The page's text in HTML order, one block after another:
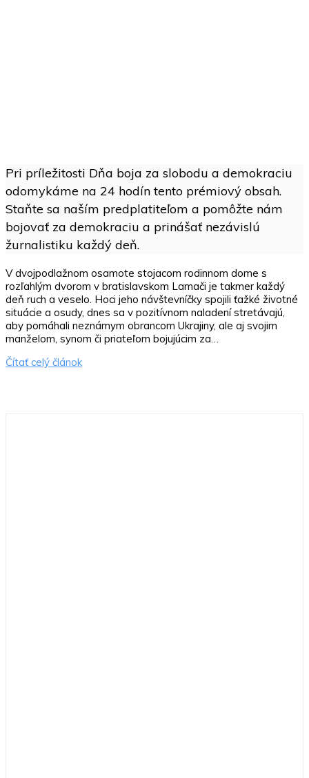
Pri príležitosti Dňa boja za slobodu a demokraciu
odomykáme na 24 hodín tento prémiový obsah.
Staňte sa naším predplatiteľom a pomôžte nám
bojovať za demokraciu a prinášať nezávislú
žurnalistiku každý deň.
V dvojpodlažnom osamote stojacom rodinnom dome s
rozľahlým dvorom v bratislavskom Lamači je takmer každý
deň ruch a veselo. Hoci jeho návštevníčky spojili ťažké životné
situácie a osudy, dnes sa v pozitívnom naladení stretávajú,
aby pomáhali neznámym obrancom Ukrajiny, ale aj svojim
manželom, synom či priateľom bojujúcim za…
Čítať celý článok